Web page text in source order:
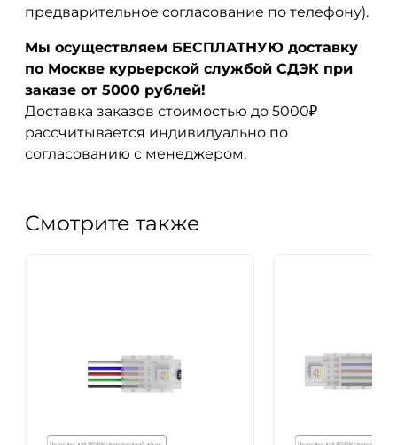
предварительное согласование по телефону).
Мы осуществляем БЕСПЛАТНУЮ доставку
по Москве курьерской службой СДЭК при
заказе от 5000 рублей!
Доставка заказов стоимостью до 5000₽
рассчитывается индивидуально по
согласованию с менеджером.
Смотрите также